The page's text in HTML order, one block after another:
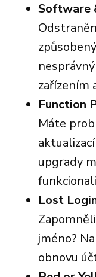
Software
zařízením
Function
Máte
upgrady
Lost
jméno?
obnovu